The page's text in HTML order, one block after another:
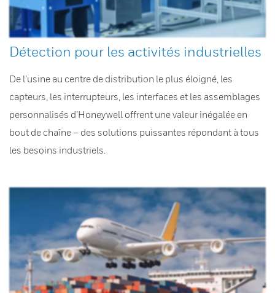
Détection pour les activités industrielles
De l’usine au centre de distribution le plus éloigné, les
capteurs, les interrupteurs, les interfaces et les assemblages
personnalisés d’Honeywell offrent une valeur inégalée en
bout de chaîne – des solutions puissantes répondant à tous
les besoins industriels.